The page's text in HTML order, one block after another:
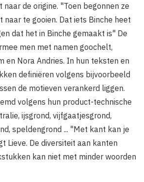
naar de origine. "Toen begonnen ze
naar te gooien. Dat iets Binche heet
dat het in Binche gemaakt is" De
men met namen goochelt,
en Nora Andries. In hun teksten en
definiëren volgens bijvoorbeeld
de motieven verankerd liggen.
volgens hun product-technische
ijsgrond, vijfgaatjesgrond,
speldengrond ... "Met kant kan je
Lieve. De diversiteit aan kanten
kan niet met minder woorden